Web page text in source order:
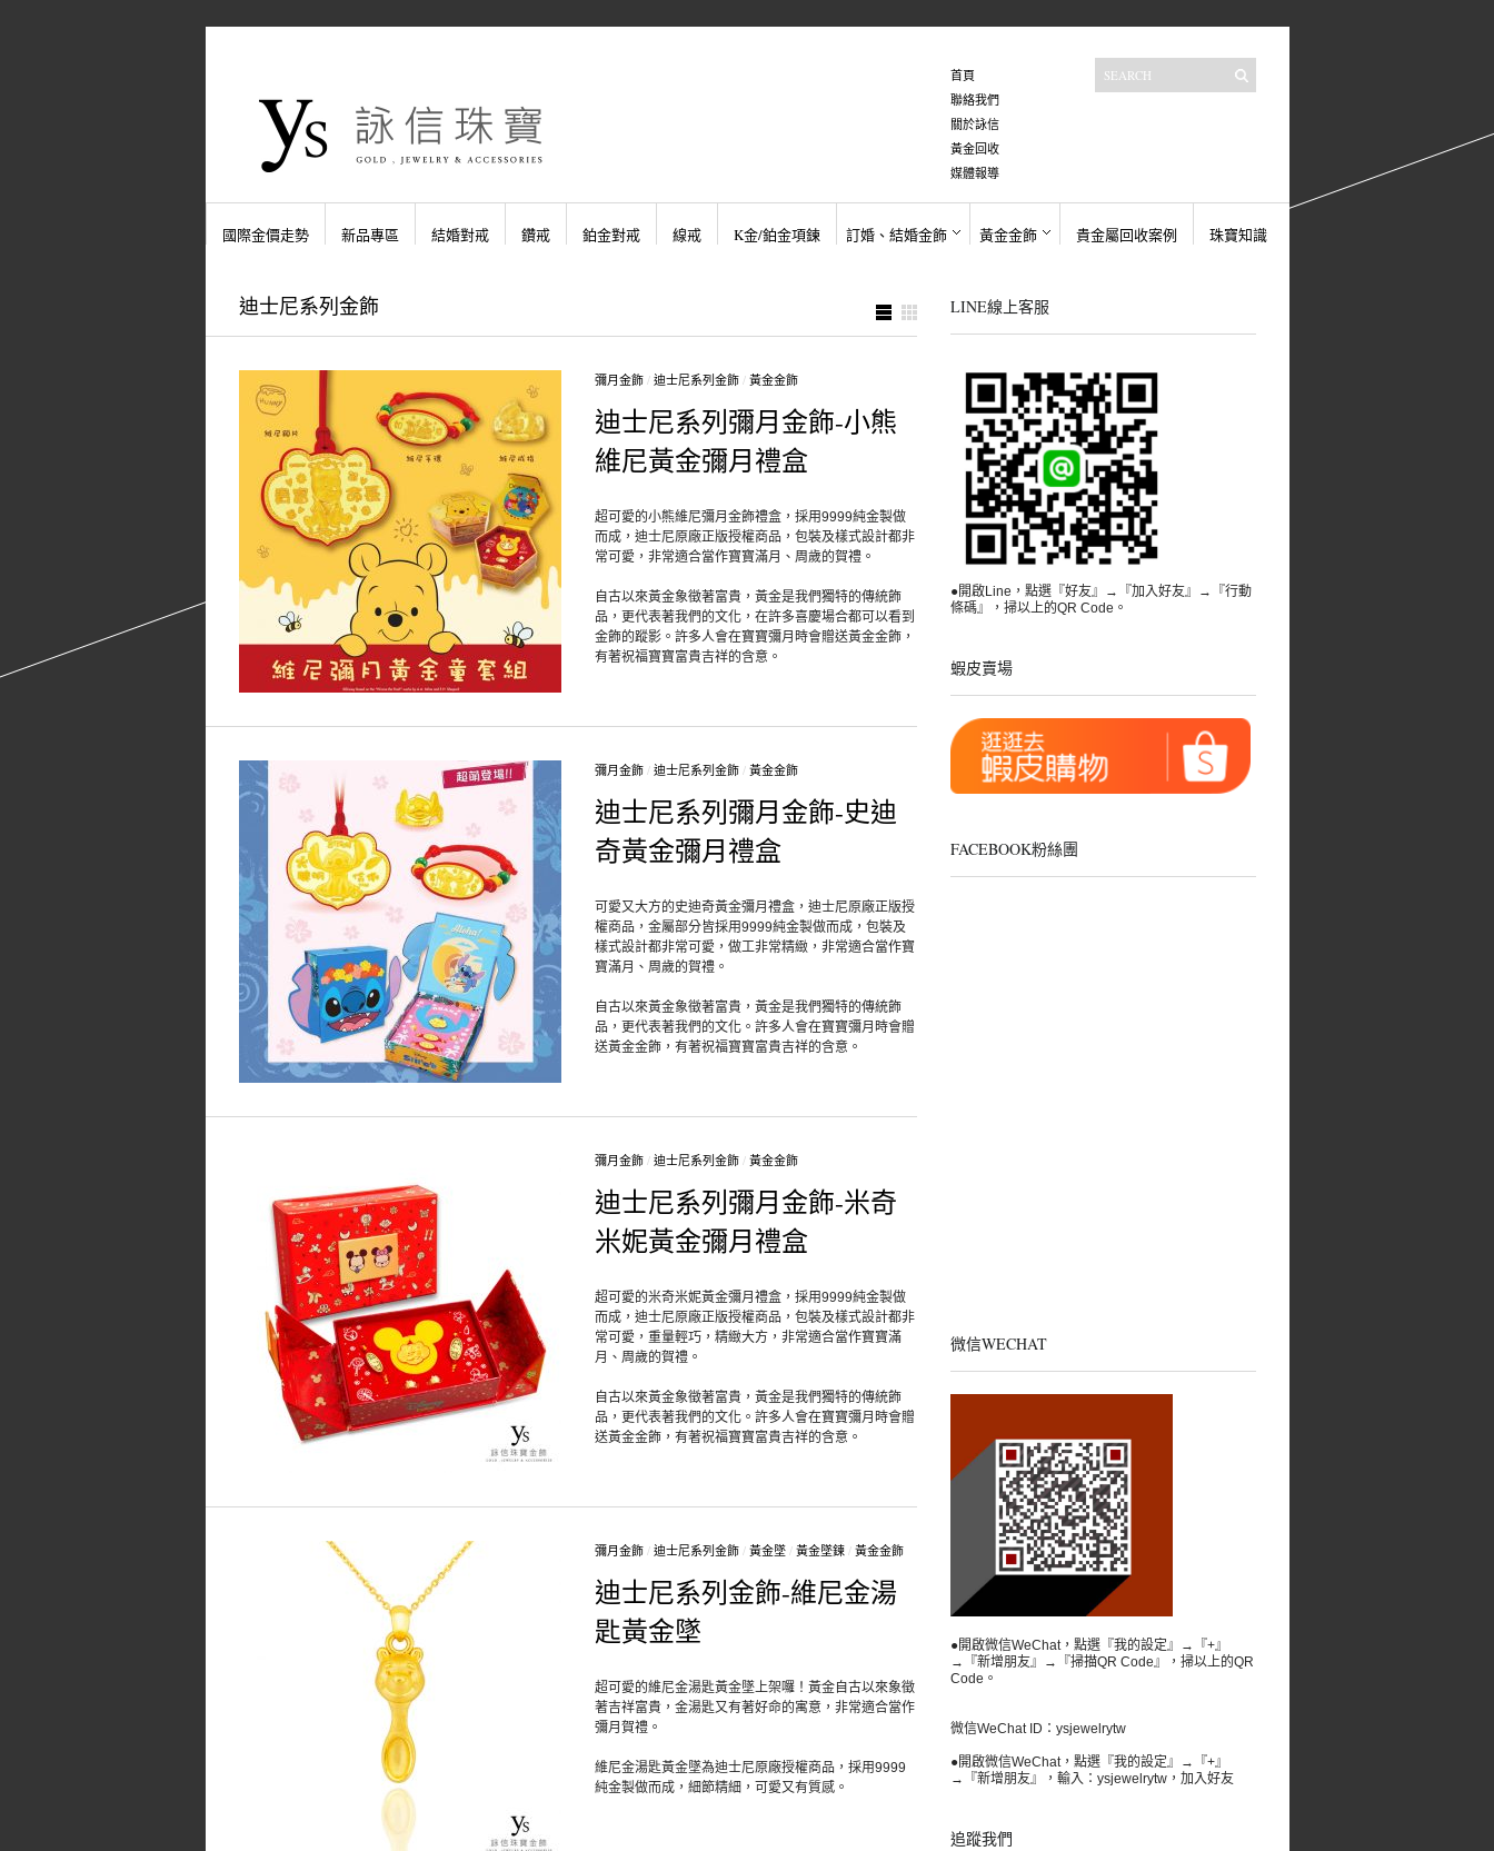
首頁
聯絡我們
關於詠信
黃金回收
媒體報導
國際金價走勢 新品專區 結婚對戒 鑽戒 鉑金對戒 線戒 K金/鉑金項鍊 訂婚、結婚金飾 黃金金飾 貴金屬回收案例 珠寶知識
迪士尼系列金飾
彌月金飾/ 迪士尼系列金飾/ 黃金金飾
迪士尼系列彌月金飾-小熊
維尼黃金彌月禮盒
超可愛的小熊維尼彌月金飾禮盒，採用9999純金製做
而成，迪士尼原廠正版授權商品，包裝及樣式設計都非
常可愛，非常適合當作寶寶滿月、周歲的賀禮。
自古以來黃金象徵著富貴，黃金是我們獨特的傳統飾
品，更代表著我們的文化，在許多喜慶場合都可以看到
金飾的蹤影。許多人會在寶寶彌月時會贈送黃金金飾，
有著祝福寶寶富貴吉祥的含意。
彌月金飾/ 迪士尼系列金飾/ 黃金金飾
迪士尼系列彌月金飾-史迪
奇黃金彌月禮盒
可愛又大方的史迪奇黃金彌月禮盒，迪士尼原廠正版授
權商品，金屬部分皆採用9999純金製做而成，包裝及
樣式設計都非常可愛，做工非常精緻，非常適合當作寶
寶滿月、周歲的賀禮。
自古以來黃金象徵著富貴，黃金是我們獨特的傳統飾
品，更代表著我們的文化。許多人會在寶寶彌月時會贈
送黃金金飾，有著祝福寶寶富貴吉祥的含意。
彌月金飾/ 迪士尼系列金飾/ 黃金金飾
迪士尼系列彌月金飾-米奇
米妮黃金彌月禮盒
超可愛的米奇米妮黃金彌月禮盒，採用9999純金製做
而成，迪士尼原廠正版授權商品，包裝及樣式設計都非
常可愛，重量輕巧，精緻大方，非常適合當作寶寶滿
月、周歲的賀禮。
自古以來黃金象徵著富貴，黃金是我們獨特的傳統飾
品，更代表著我們的文化。許多人會在寶寶彌月時會贈
送黃金金飾，有著祝福寶寶富貴吉祥的含意。
彌月金飾/ 迪士尼系列金飾/ 黃金墜/ 黃金墜鍊/ 黃金金飾
迪士尼系列金飾-維尼金湯
匙黃金墜
超可愛的維尼金湯匙黃金墜上架囉！黃金自古以來象徵
著吉祥富貴，金湯匙又有著好命的寓意，非常適合當作
彌月賀禮。
維尼金湯匙黃金墜為迪士尼原廠授權商品，採用9999
純金製做而成，細節精細，可愛又有質感。
LINE線上客服
●開啟Line，點選『好友』→『加入好友』→『行動
條碼』，掃以上的QR Code。
蝦皮賣場
FACEBOOK粉絲團
微信WECHAT
●開啟微信WeChat，點選『我的設定』→『+』
→『新增朋友』→『掃描QR Code』，掃以上的QR
Code。
微信WeChat ID：ysjewelrytw
●開啟微信WeChat，點選『我的設定』→『+』
→『新增朋友』，輸入：ysjewelrytw，加入好友
追蹤我們